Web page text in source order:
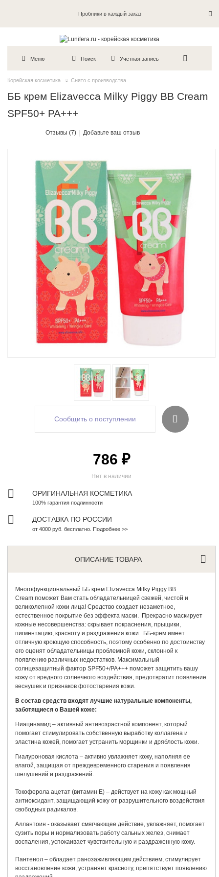
Пробники в каждый заказ
Меню Поиск Учетная запись
Корейская косметика Снято с производства
ББ крем Elizavecca Milky Piggy BB Cream
SPF50+ PA+++
Отзывы (7) Добавьте ваш отзыв
Сообщить о поступлении
Нет в наличии
786 ₽
ОРИГИНАЛЬНАЯ КОСМЕТИКА
100% гарантия подлинности
ДОСТАВКА ПО РОССИИ
от 4000 руб. бесплатно. Подробнее >>
ОПИСАНИЕ ТОВАРА
Многофункциональный ББ крем Elizavecca Milky Piggy BB
Cream поможет Вам стать обладательницей свежей, чистой и
великолепной кожи лица! Средство создает незаметное,
естественное покрытие без эффекта маски. Прекрасно маскирует
кожные несовершенства: скрывает покраснения, прыщики,
пигментацию, красноту и раздражения кожи. ББ-крем имеет
отличную кроющую способность, поэтому особенно по достоинству
его оценят обладательницы проблемной кожи, склонной к
появлению различных недостатков. Максимальный
солнцезащитный фактор SPF50+/PA+++ поможет защитить вашу
кожу от вредного солнечного воздействия, предотвратит появление
веснушек и признаков фотостарения кожи.
В состав средств входят лучшие натуральные компоненты,
заботящиеся о Вашей коже:
Ниацинамид – активный антивозрастной компонент, который
помогает стимулировать собственную выработку коллагена и
эластина кожей, помогает устранить морщинки и дряблость кожи.
Гиалуроновая кислота – активно увлажняет кожу, наполняя ее
влагой, защищая от преждевременного старения и появления
шелушений и раздражений.
Токоферола ацетат (витамин Е) – действует на кожу как мощный
антиоксидант, защищающий кожу от разрушительного воздействия
свободных радикалов.
Аллантоин - оказывает смягчающее действие, увлажняет, помогает
сузить поры и нормализовать работу сальных желез, снимает
воспаления, успокаивает чувствительную и раздраженную кожу.
Пантенол – обладает ранозаживляющим действием, стимулирует
восстановление кожи, устраняет красноту, препятствует появлению